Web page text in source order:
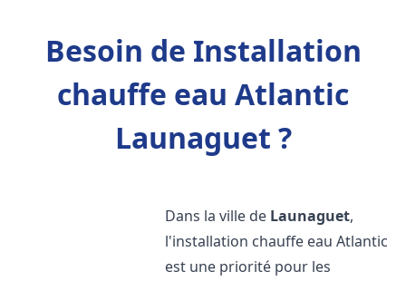
Besoin de Installation
chauffe eau Atlantic
Launaguet ?
Dans la ville de Launaguet,
l'installation chauffe eau Atlantic
est une priorité pour les